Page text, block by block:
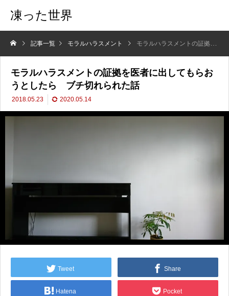
凍った世界
記事一覧 モラルハラスメント モラルハラスメントの証拠を医者に出してもらおうとしたら ブチ切れられた話
モラルハラスメントの証拠を医者に出してもらお
うとしたら ブチ切れられた話
2018.05.23 2020.05.14
Tweet Share
Hatena Pocket